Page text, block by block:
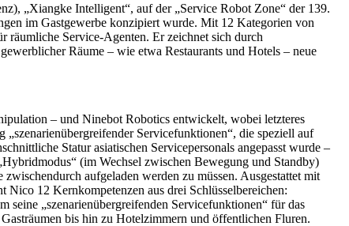
„Xiangke Intelligent“, auf der „Service Robot Zone“ der 139.
im Gastgewerbe konzipiert wurde. Mit 12 Kategorien von
räumliche Service-Agenten. Er zeichnet sich durch
Räume – wie etwa Restaurants und Hotels – neue
– und Ninebot Robotics entwickelt, wobei letzteres
Servicefunktionen“, die speziell auf
Statur asiatischen Servicepersonals angepasst wurde –
(im Wechsel zwischen Bewegung und Standby)
aufgeladen werden zu müssen. Ausgestattet mit
12 Kernkompetenzen aus drei Schlüsselbereichen:
„szenarienübergreifenden Servicefunktionen“ für das
bis hin zu Hotelzimmern und öffentlichen Fluren.